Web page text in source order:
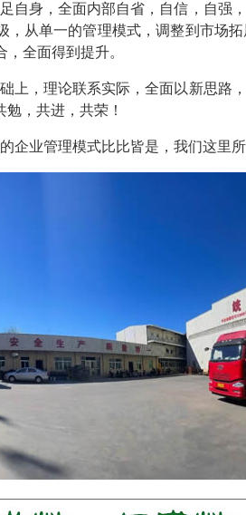
自身，全面内部自省，自信，自强
，从单一的管理模式，调整到市场
全面得到提升。
上，理论联系实际，全面以新思路
，共进，共荣！
企业管理模式比比皆是，我们这里